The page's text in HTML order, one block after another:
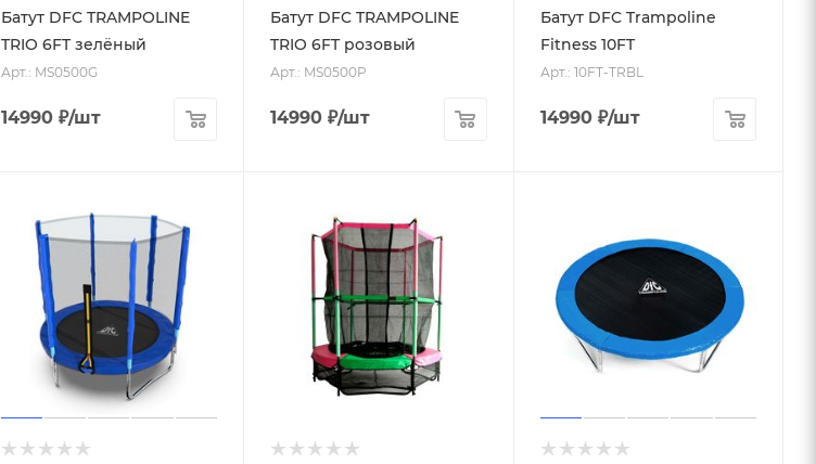
Батут DFC TRAMPOLINE
TRIO 6FT зелёный
Арт.: MS0500G
14990₽/шт
Батут DFC TRAMPOLINE
TRIO 6FT розовый
Арт.: MS0500P
14990 ₽/шт
Батут DFC Trampoline
Fitness 10FT
Арт.: 10FT-TRBL
14990₽/шт